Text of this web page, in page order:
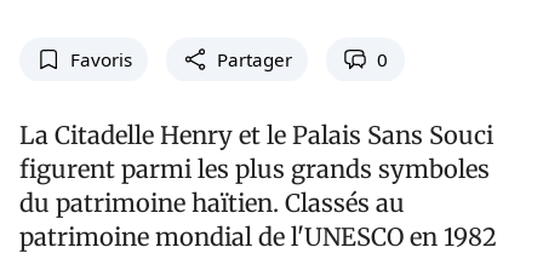
Favoris Partager 0
La Citadelle Henry et le Palais Sans Souci
figurent parmi les plus grands symboles
du patrimoine haïtien. Classés au
patrimoine mondial de l'UNESCO en 1982